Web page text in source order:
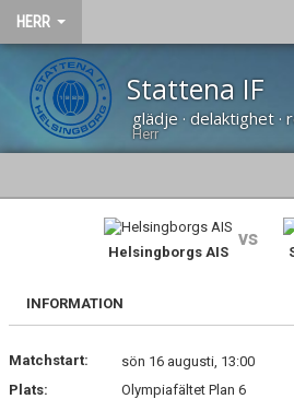
HERR
Stattena IF
glädje · delaktighet ·
Herr
KALENDER
TRUPPEN
Helsingborgs AIS
vs
INFORMATION
Matchstart:
sön 16 augusti, 13:00
Plats:
Olympiafältet Plan 6